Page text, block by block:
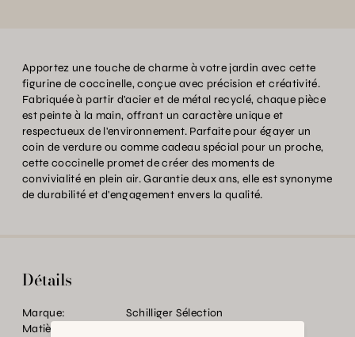
Apportez une touche de charme à votre jardin avec cette
figurine de coccinelle, conçue avec précision et créativité.
Fabriquée à partir d'acier et de métal recyclé, chaque pièce
est peinte à la main, offrant un caractère unique et
respectueux de l'environnement. Parfaite pour égayer un
coin de verdure ou comme cadeau spécial pour un proche,
cette coccinelle promet de créer des moments de
convivialité en plein air. Garantie deux ans, elle est synonyme
de durabilité et d'engagement envers la qualité.
Détails
Marque:
Schilliger Sélection
Matière: